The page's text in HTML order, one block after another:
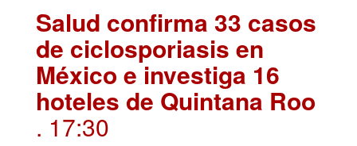
Salud confirma 33 casos
de ciclosporiasis en
México e investiga 16
hoteles de Quintana Roo
. 17:30